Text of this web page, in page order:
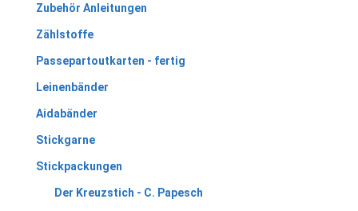
Zubehör Anleitungen
Zählstoffe
Passepartoutkarten - fertig
Leinenbänder
Aidabänder
Stickgarne
Stickpackungen
Der Kreuzstich - C. Papesch